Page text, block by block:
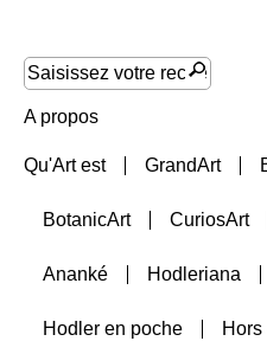
A propos
Nouveautés
Collections
Qu'Art est GrandArt
BotanicArt CuriosArt
Ananké Hodleriana
Hodler en poche
Auteurs
A paraître